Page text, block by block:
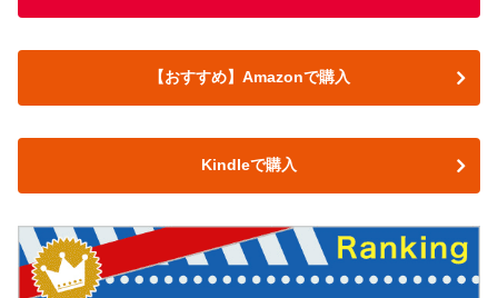
【おすすめ】Amazonで購入
Kindleで購入